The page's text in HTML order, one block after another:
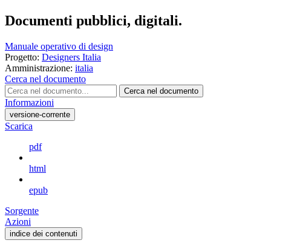
Documenti pubblici, digitali.
Manuale operativo di design
Progetto: Designers Italia
Amministrazione: italia
Cerca nel documento
Cerca nel documento
Informazioni
versione-corrente
Scarica
pdf
html
epub
Sorgente
Azioni
indice dei contenuti